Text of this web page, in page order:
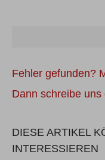
Fehler gefunden?
Dann schreibe uns
DIESE ARTIKEL
INTERESSIEREN